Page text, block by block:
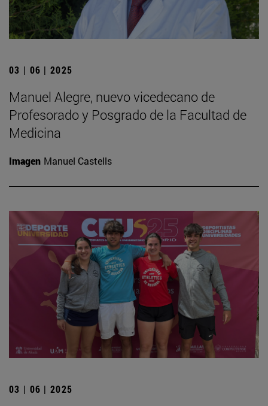
03 | 06 | 2025
Manuel Alegre, nuevo vicedecano de
Profesorado y Posgrado de la Facultad de
Medicina
Imagen Manuel Castells
03 | 06 | 2025